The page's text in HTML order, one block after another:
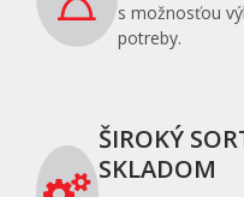
s možnosťou
potreby.
ŠIROKÝ
SKLADOM